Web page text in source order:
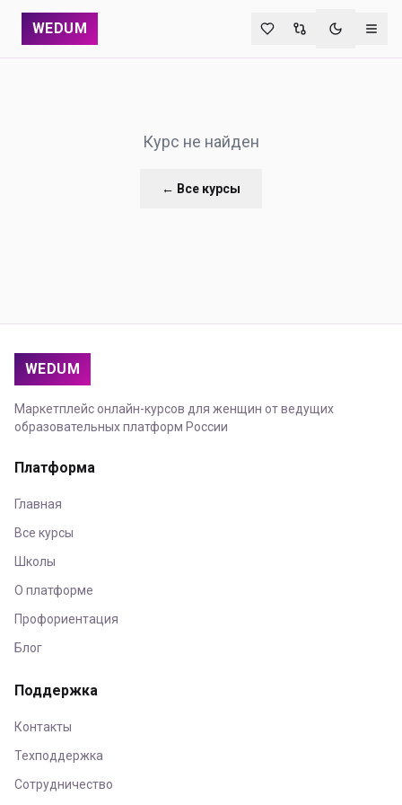
WEDUM
Курс не найден
← Все курсы
WEDUM
Маркетплейс онлайн-курсов для женщин от ведущих
образовательных платформ России
Платформа
Главная
Все курсы
Школы
О платформе
Профориентация
Блог
Поддержка
Контакты
Техподдержка
Сотрудничество